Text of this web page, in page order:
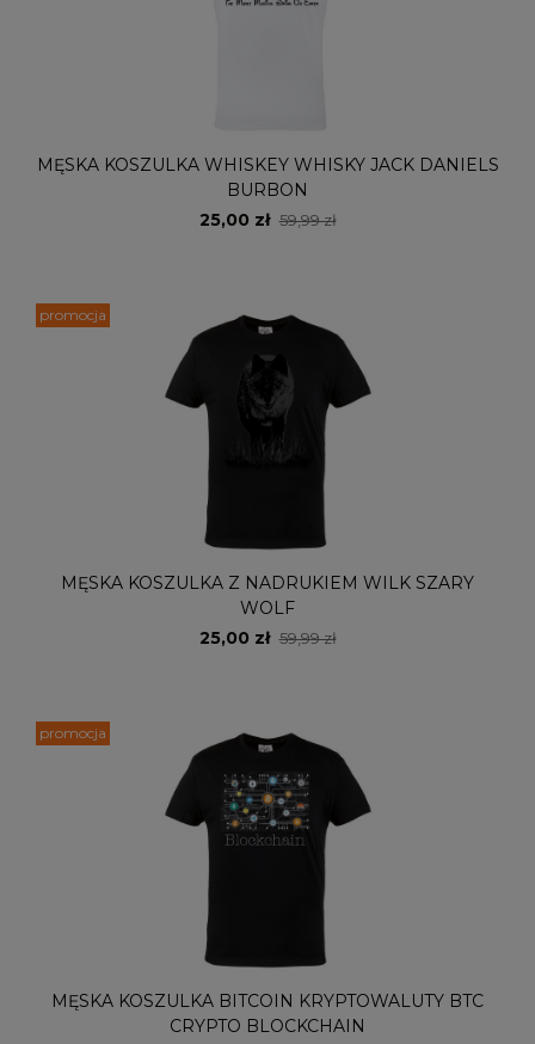
MĘSKA KOSZULKA WHISKEY WHISKY JACK DANIELS
BURBON
25,00 zł 59,99 zł
MĘSKA KOSZULKA Z NADRUKIEM WILK SZARY
WOLF
25,00 zł 59,99 zł
promocja
MĘSKA KOSZULKA BITCOIN KRYPTOWALUTY BTC
CRYPTO BLOCKCHAIN
promocja